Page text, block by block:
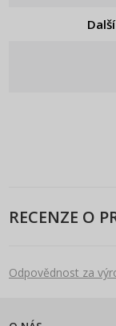
RECENZE O
Odpovědnost za